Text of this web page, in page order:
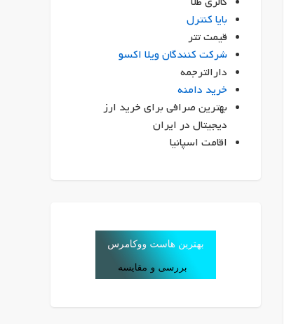
بایا کنترل
قیمت تتر
شرکت کنندگان ویلا اکسو
دارالترجمه
خرید دامنه
بهترین صرافی برای خرید ارز
دیجیتال در ایران
اقامت اسپانیا